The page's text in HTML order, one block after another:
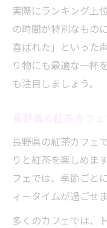
実際にランキング上
の時間が特別なもの
喜ばれた」といった
り物にも最適な一杯
も注目しましょう。
長野県の紅茶カフェ
りと紅茶を楽しめま
フェでは、季節ごと
ィータイムが過ごせま
多くのカフェでは、